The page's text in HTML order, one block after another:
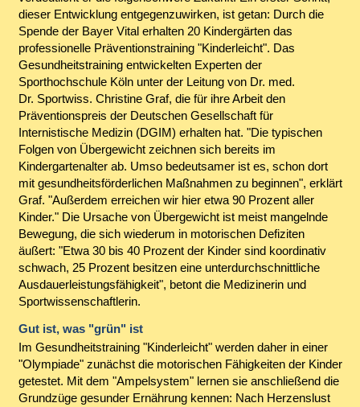
dieser Entwicklung entgegenzuwirken, ist getan: Durch die
Spende der Bayer Vital erhalten 20 Kindergärten das
professionelle Präventionstraining "Kinderleicht". Das
Gesundheitstraining entwickelten Experten der
Sporthochschule Köln unter der Leitung von Dr. med.
Dr. Sportwiss. Christine Graf, die für ihre Arbeit den
Präventionspreis der Deutschen Gesellschaft für
Internistische Medizin (DGIM) erhalten hat. "Die typischen
Folgen von Übergewicht zeichnen sich bereits im
Kindergartenalter ab. Umso bedeutsamer ist es, schon dort
mit gesundheitsförderlichen Maßnahmen zu beginnen", erklärt
Graf. "Außerdem erreichen wir hier etwa 90 Prozent aller
Kinder." Die Ursache von Übergewicht ist meist mangelnde
Bewegung, die sich wiederum in motorischen Defiziten
äußert: "Etwa 30 bis 40 Prozent der Kinder sind koordinativ
schwach, 25 Prozent besitzen eine unterdurchschnittliche
Ausdauerleistungsfähigkeit", betont die Medizinerin und
Sportwissenschaftlerin.
Gut ist, was "grün" ist
Im Gesundheitstraining "Kinderleicht" werden daher in einer
"Olympiade" zunächst die motorischen Fähigkeiten der Kinder
getestet. Mit dem "Ampelsystem" lernen sie anschließend die
Grundzüge gesunder Ernährung kennen: Nach Herzenslust